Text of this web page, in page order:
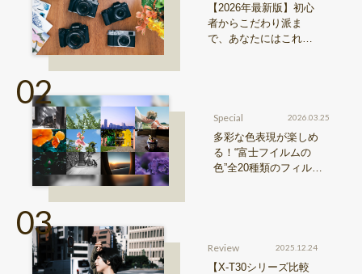
【2026年最新版】初心
者からこだわり派ま
で、あなたにはこれが
Special 2026.03.25
多彩な色表現が楽しめ
る！“富士フイルムの
色”全20種類のフィルム
Review 2025.12.24
【X-T30シリーズ比較